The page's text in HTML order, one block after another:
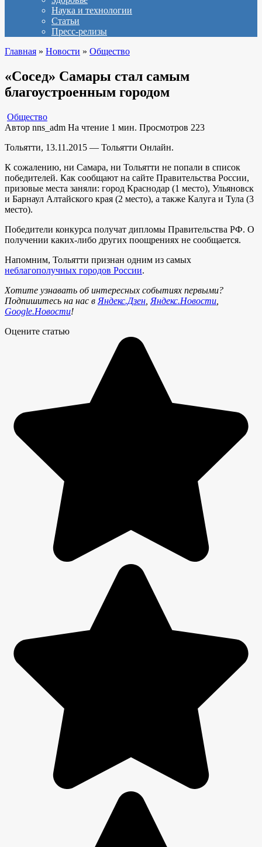
Наука и технологии
Статьи
Пресс-релизы
Главная » Новости » Общество
«Сосед» Самары стал самым
благоустроенным городом
Общество
Автор nns_adm На чтение 1 мин. Просмотров 223
Тольятти, 13.11.2015 — Тольятти Онлайн.
К сожалению, ни Самара, ни Тольятти не попали в список
победителей. Как сообщают на сайте Правительства России,
призовые места заняли: город Краснодар (1 место), Ульяновск
и Барнаул Алтайского края (2 место), а также Калуга и Тула (3
место).
Победители конкурса получат дипломы Правительства РФ. О
получении каких-либо других поощрениях не сообщается.
Напомним, Тольятти признан одним из самых
неблагополучных городов России.
Хотите узнавать об интересных событиях первыми?
Подпишитесь на нас в Яндекс.Дзен Яндекс.Новости
Google.Новости!
Оцените статью